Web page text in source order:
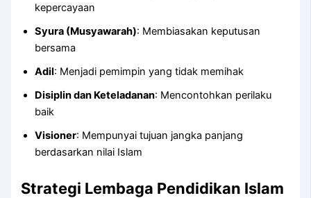
kepercayaan
Syura (Musyawarah): Membiasakan keputusan
bersama
Adil: Menjadi pemimpin yang tidak memihak
Disiplin dan Keteladanan: Mencontohkan perilaku
baik
Visioner: Mempunyai tujuan jangka panjang
berdasarkan nilai Islam
Strategi Lembaga Pendidikan Islam